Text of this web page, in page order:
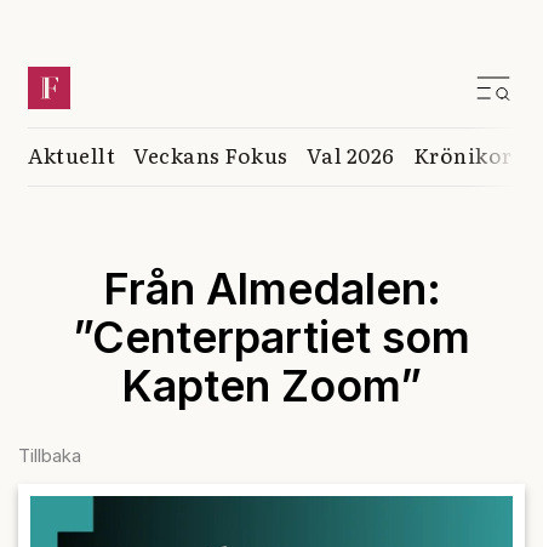
Aktuellt Veckans Fokus Val 2026 Krönikor
Från Almedalen:
”Centerpartiet som
Kapten Zoom”
Tillbaka